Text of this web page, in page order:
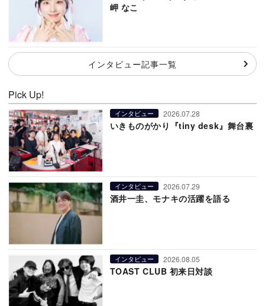
岬 なこ
インタビュー記事一覧
Pick Up!
インタビュー 2026.07.28
いきものがかり『tiny desk』舞台裏
インタビュー 2026.07.29
酒井一圭、モナキの活躍を語る
インタビュー 2026.08.05
TOAST CLUB 初来日対談